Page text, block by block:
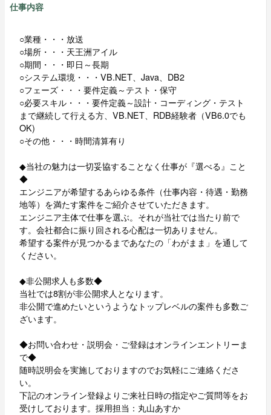
仕事内容
○業種・・・放送
○場所・・・天王洲アイル
○期間・・・即日～長期
○システム環境・・・VB.NET、Java、DB2
○フェーズ・・・要件定義～テスト・保守
○必要スキル・・・要件定義～設計・コーディング・テスト
まで継続して行える方、VB.NET、RDB経験者（VB6.0でも
OK)
○その他・・・時間清算有り
◆当社の魅力は一切妥協することなく仕事が『選べる』こと
◆
エンジニアが希望するあらゆる条件（仕事内容・待遇・勤務
地等）を満たす案件をご紹介させていただきます。
エンジニア主体で仕事を選ぶ。それが当社では当たり前で
す。会社都合に振り回される心配は一切ありません。
希望する案件が見つかるまであなたの「わがまま」を通して
ください。
◆非公開求人も多数◆
当社では8割が非公開求人となります。
非公開で進めたいというようなトップレベルの案件も多数ご
ざいます。
◆お問い合わせ・説明会・ご登録はオンラインエントリーま
で◆
随時説明会を実施しておりますのでお気軽にご連絡くださ
い。
下記のオンライン登録よりご来社日時の指定やご質問等をお
受けしております。採用担当：丸山あすか